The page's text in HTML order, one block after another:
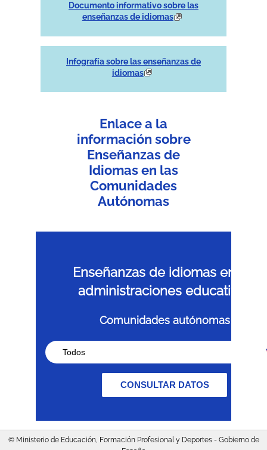
Documento informativo sobre las
enseñanzas de idiomas
Infografía sobre las enseñanzas de
idiomas
Enlace a la
información sobre
Enseñanzas de
Idiomas en las
Comunidades
Autónomas
Enseñanzas de idiomas en las
administraciones educativas
Comunidades autónomas
© Ministerio de Educación, Formación Profesional y Deportes - Gobierno de